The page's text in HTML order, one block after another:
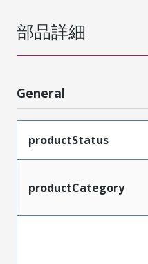
部品詳細
General
productStatus
productCategory